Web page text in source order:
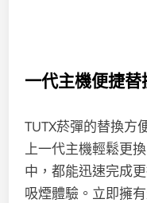
一代主機便捷替
TUTX菸彈的替換方
上一代主機輕鬆更
中，都能迅速完成
吸煙體驗。立即擁